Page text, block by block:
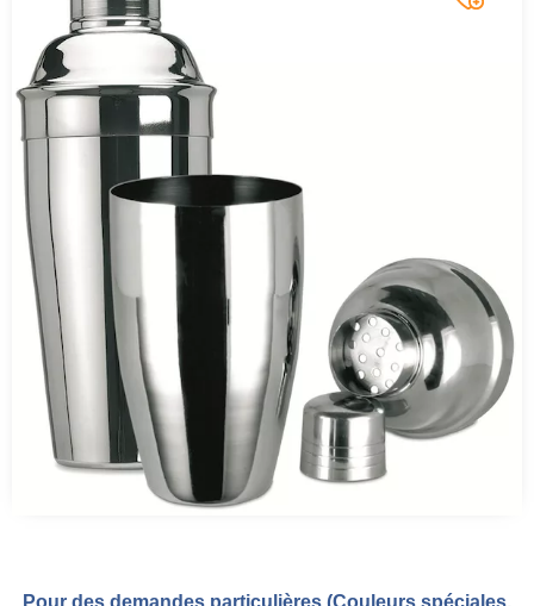
Pour des demandes particulières (Couleurs spéciales,